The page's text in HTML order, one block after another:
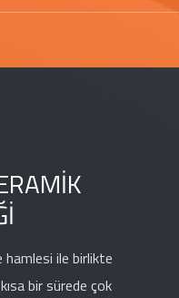
hamlesi ile birlikte
bir sürede çok